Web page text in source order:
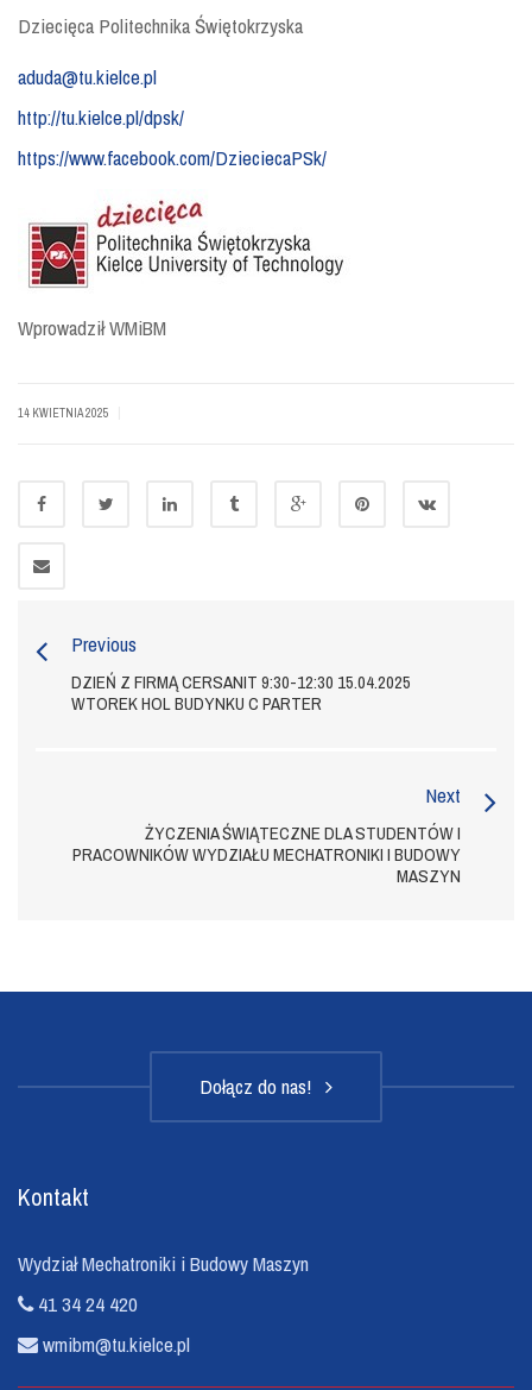
Dziecięca Politechnika Świętokrzyska
aduda@tu.kielce.pl
http://tu.kielce.pl/dpsk/
https://www.facebook.com/DzieciecaPSk/
Wprowadził WMiBM
14 KWIETNIA 2025
Previous
DZIEŃ Z FIRMĄ CERSANIT 9:30-12:30 15.04.2025
WTOREK HOL BUDYNKU C PARTER
Next
ŻYCZENIA ŚWIĄTECZNE DLA STUDENTÓW I
PRACOWNIKÓW WYDZIAŁU MECHATRONIKI I BUDOWY
MASZYN
Dołącz do nas!
Kontakt
Wydział Mechatroniki i Budowy Maszyn
41 34 24 420
wmibm@tu.kielce.pl